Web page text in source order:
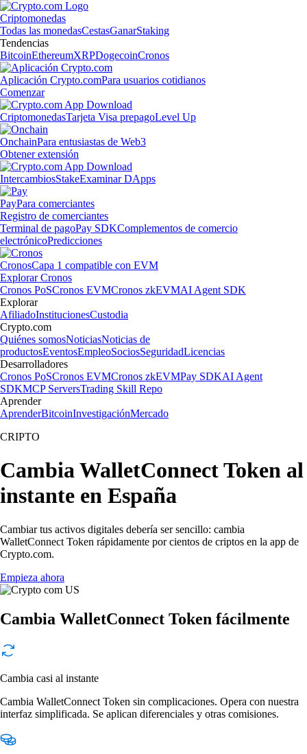
Criptomonedas
Todas las monedasCestasGanarStaking
Tendencias
BitcoinEthereumXRPDogecoinCronos
Aplicación Crypto.comPara usuarios cotidianos
Comenzar
CriptomonedasTarjeta Visa prepagoLevel Up
OnchainPara entusiastas de Web3
Obtener extensión
IntercambiosStakeExaminar DApps
PayPara comerciantes
Registro de comerciantes
Terminal de pagoPay SDKComplementos de comercio
electrónicoPredicciones
CronosCapa 1 compatible con EVM
Explorar Cronos
Cronos PoSCronos EVMCronos zkEVMAI Agent SDK
Explorar
AfiliadoInstitucionesCustodia
Crypto.com
Quiénes somosNoticiasNoticias de
productosEventosEmpleoSociosSeguridadLicencias
Desarrolladores
Cronos PoSCronos EVMCronos zkEVMPay SDKAI Agent
SDKMCP ServersTrading Skill Repo
Aprender
AprenderBitcoinInvestigaciónMercado
CRIPTO
Cambia WalletConnect Token al
instante en España
Cambiar tus activos digitales debería ser sencillo: cambia
WalletConnect Token rápidamente por cientos de criptos en la app de
Crypto.com.
Empieza ahora
Cambia WalletConnect Token fácilmente
Cambia casi al instante
Cambia WalletConnect Token sin complicaciones. Opera con nuestra
interfaz simplificada. Se aplican diferenciales y otras comisiones.